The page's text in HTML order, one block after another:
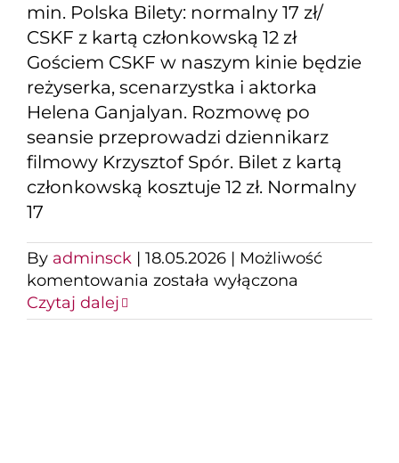
min. Polska Bilety: normalny 17 zł/
CSKF z kartą członkowską 12 zł
Gościem CSKF w naszym kinie będzie
reżyserka, scenarzystka i aktorka
Helena Ganjalyan. Rozmowę po
seansie przeprowadzi dziennikarz
filmowy Krzysztof Spór. Bilet z kartą
członkowską kosztuje 12 zł. Normalny
17
By adminsck | 18.05.2026 | Możliwość
komentowania CSKF:
SUMMER
została wyłączona
Czytaj dalej